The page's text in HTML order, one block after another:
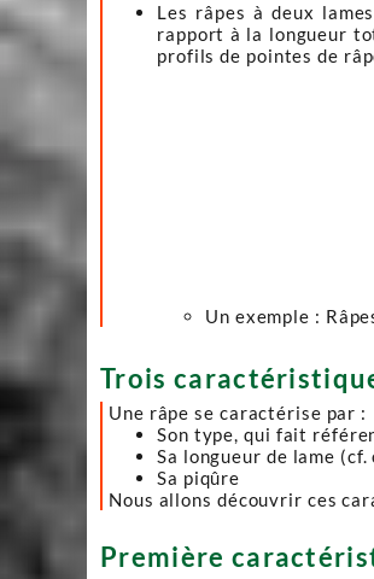
Les râpes à deux
rapport à la longueur
profils de pointes de
Un exemple :
Trois
Une râpe se caractérise par :
Son type, qui fait
Sa longueur de lame
Sa piqûre
Nous allons découvrir ces
Première